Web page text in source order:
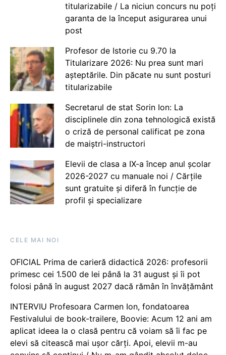
titularizabile / La niciun concurs nu poți
garanta de la început asigurarea unui
post
Profesor de Istorie cu 9.70 la
Titularizare 2026: Nu prea sunt mari
așteptările. Din păcate nu sunt posturi
titularizabile
Secretarul de stat Sorin Ion: La
disciplinele din zona tehnologică există
o criză de personal calificat pe zona
de maiștri-instructori
Elevii de clasa a IX-a încep anul școlar
2026-2027 cu manuale noi / Cărțile
sunt gratuite și diferă în funcție de
profil și specializare
CELE MAI NOI
OFICIAL Prima de carieră didactică 2026: profesorii
primesc cei 1.500 de lei până la 31 august și îi pot
folosi până în august 2027 dacă rămân în învățământ
INTERVIU Profesoara Carmen Ion, fondatoarea
Festivalului de book-trailere, Boovie: Acum 12 ani am
aplicat ideea la o clasă pentru că voiam să îi fac pe
elevi să citească mai ușor cărți. Apoi, elevii m-au